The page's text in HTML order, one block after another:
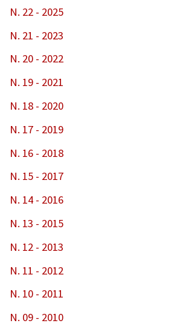
N. 22 - 2025
N. 21 - 2023
N. 20 - 2022
N. 19 - 2021
N. 18 - 2020
N. 17 - 2019
N. 16 - 2018
N. 15 - 2017
N. 14 - 2016
N. 13 - 2015
N. 12 - 2013
N. 11 - 2012
N. 10 - 2011
N. 09 - 2010